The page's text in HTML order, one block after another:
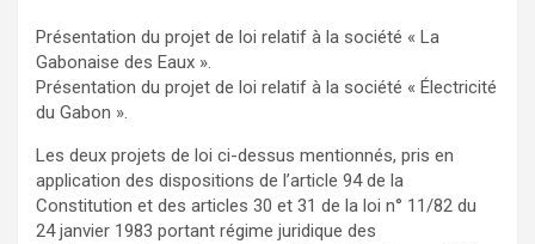
Présentation du projet de loi relatif à la société « La
Gabonaise des Eaux ».
Présentation du projet de loi relatif à la société « Électricité
du Gabon ».
Les deux projets de loi ci-dessus mentionnés, pris en
application des dispositions de l’article 94 de la
Constitution et des articles 30 et 31 de la loi n° 11/82 du
24 janvier 1983 portant régime juridique des